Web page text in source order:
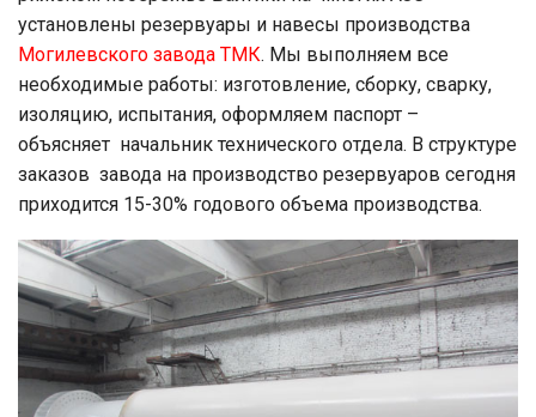
установлены резервуары и навесы производства
Могилевского завода ТМК. Мы выполняем все
необходимые работы: изготовление, сборку, сварку,
изоляцию, испытания, оформляем паспорт –
объясняет начальник технического отдела. В структуре
заказов завода на производство резервуаров сегодня
приходится 15-30% годового объема производства.